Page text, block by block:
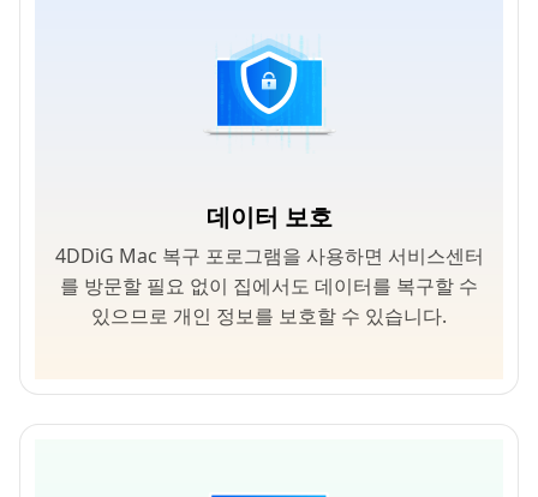
데이터 보호
4DDiG Mac 복구 포로그램을 사용하면 서비스센터
를 방문할 필요 없이 집에서도 데이터를 복구할 수
있으므로 개인 정보를 보호할 수 있습니다.